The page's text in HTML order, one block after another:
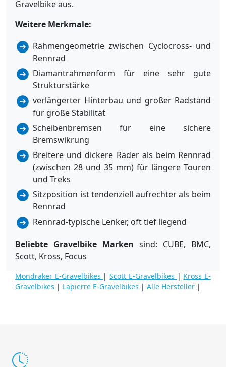
Gravelbike aus.
Weitere Merkmale:
Rahmengeometrie zwischen Cyclocross- und
Rennrad
Diamantrahmenform für eine sehr gute
Strukturstärke
verlängerter Hinterbau und großer Radstand
für große Stabilität
Scheibenbremsen für eine sichere
Bremswikrung
Breitere und dickere Räder als beim Rennrad
(zwischen 28 und 35 mm) für längere Touren
und Treks
Sitzposition ist tendenziell aufrechter als beim
Rennrad
Rennrad-typische Lenker, oft tief liegend
Beliebte Gravelbike Marken sind: CUBE, BMC,
Scott, Kross, Focus
Mondraker E-Gravelbikes |Scott E-Gravelbikes | Kross E-
Gravelbikes | Lapierre E-Gravelbikes | Alle Hersteller |